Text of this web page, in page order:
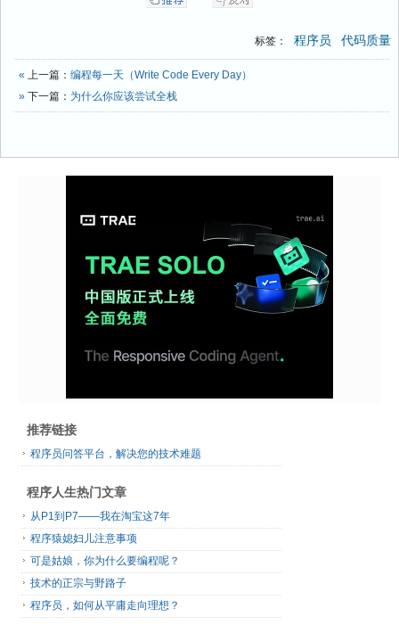
标签： 程序员 代码质量
« 上一篇： 编程每一天（Write Code Every Day）
» 下一篇： 为什么你应该尝试全栈
推荐链接
程序员问答平台，解决您的技术难题
程序人生热门文章
从P1到P7——我在淘宝这7年
程序猿媳妇儿注意事项
可是姑娘，你为什么要编程呢？
技术的正宗与野路子
程序员，如何从平庸走向理想？